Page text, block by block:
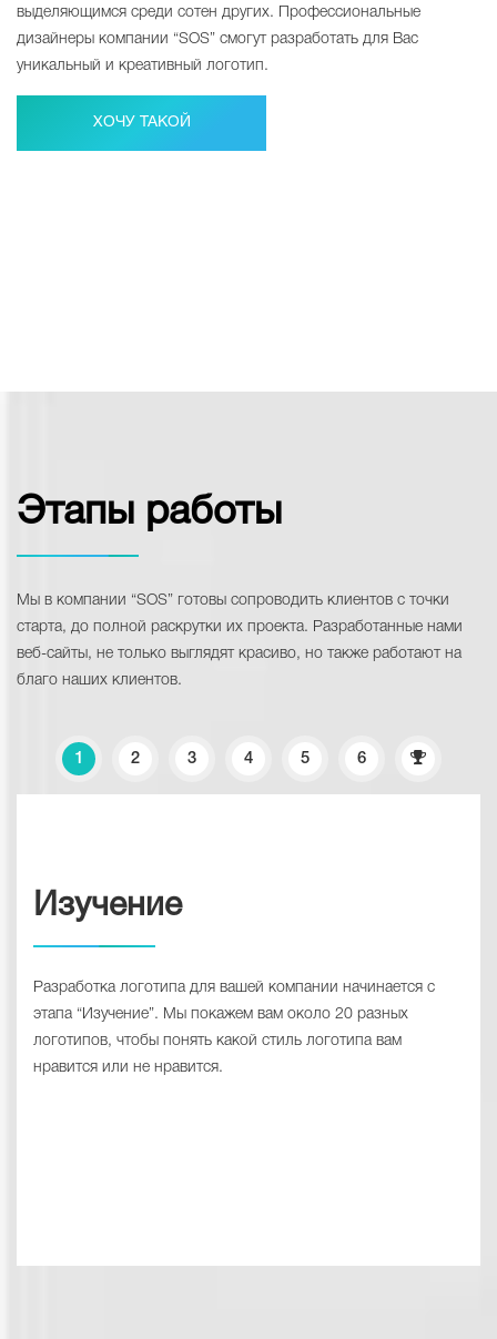
выделяющимся среди сотен других. Профессиональные
дизайнеры компании “SOS” смогут разработать для Вас
уникальный и креативный логотип.
ХОЧУ ТАКОЙ
Этапы работы
Мы в компании “SOS” готовы сопроводить клиентов с точки
старта, до полной раскрутки их проекта. Разработанные нами
веб-сайты, не только выглядят красиво, но также работают на
благо наших клиентов.
1 2 3 4 5 6
Изучение
Разработка логотипа для вашей компании начинается с
этапа “Изучение”. Мы покажем вам около 20 разных
логотипов, чтобы понять какой стиль логотипа вам
нравится или не нравится.